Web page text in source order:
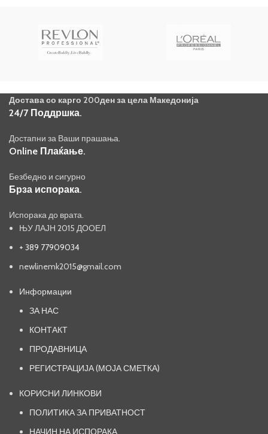
Достава со карго 200ден за цела Македонија
24/7 Поддршка.
Достапни за Ваши прашања.
Online Плаќање.
Безбедно и сигурно
Брза испорака.
Испорака до врата.
ЊУ ЛАЈН 2015 ДООЕЛ
+ 389 77909034
newlinemk2015@gmail.com
Информации
ЗА НАС
КОНТАКТ
ПРОДАВНИЦА
РЕГИСТРАЦИЈА (МОЈА СМЕТКА)
КОРИСНИ ЛИНКОВИ
ПОЛИТИКА ЗА ПРИВАТНОСТ
НАЧИН НА ИСПОРАКА